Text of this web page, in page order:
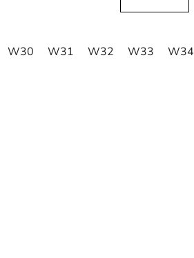
W30 W31 W32 W33 W34